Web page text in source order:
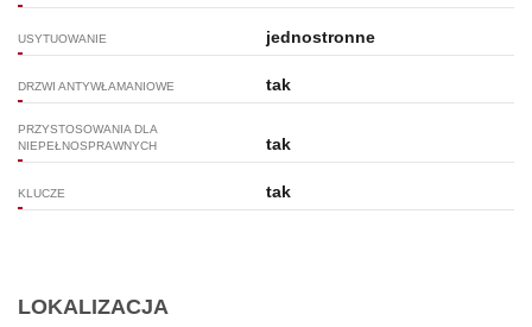
USYTUOWANIE jednostronne
DRZWI ANTYWŁAMANIOWE tak
PRZYSTOSOWANIA DLA
NIEPEŁNOSPRAWNYCH
tak
KLUCZE tak
LOKALIZACJA